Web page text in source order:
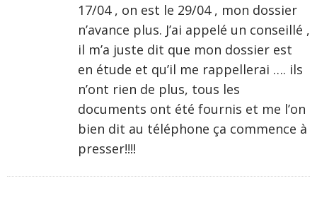
17/04 , on est le 29/04 , mon dossier
n’avance plus. J’ai appelé un conseillé ,
il m’a juste dit que mon dossier est
en étude et qu’il me rappellerai …. ils
n’ont rien de plus, tous les
documents ont été fournis et me l’on
bien dit au téléphone ça commence à
presser!!!!